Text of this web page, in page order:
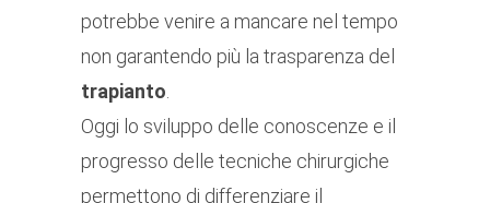
potrebbe venire a mancare nel tempo
non garantendo più la trasparenza del
trapianto.
Oggi lo sviluppo delle conoscenze e il
progresso delle tecniche chirurgiche
permettono di differenziare il